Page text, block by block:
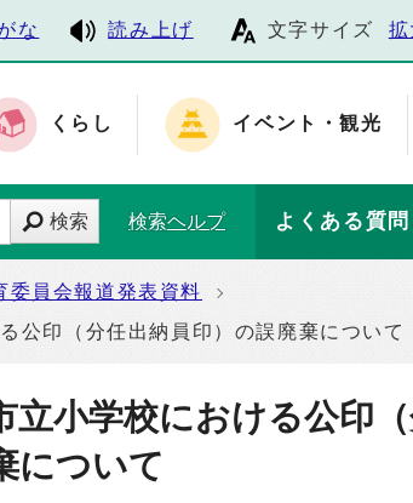
な 読み上げ 文字サイズ 拡
くらし イベント・観光
検索 検索ヘルプ よくある質問
委員会報道発表資料
印（分任出納員印）の誤廃棄について
小学校における公印
について